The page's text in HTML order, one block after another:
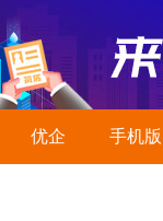
优企 手机版